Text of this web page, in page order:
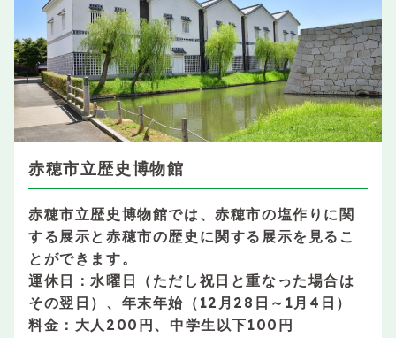
赤穂市立歴史博物館
赤穂市立歴史博物館では、赤穂市の塩作りに関
する展示と赤穂市の歴史に関する展示を見るこ
とができます。
運休日：水曜日（ただし祝日と重なった場合は
その翌日）、年末年始（12月28日～1月4日）
料金：大人200円、中学生以下100円